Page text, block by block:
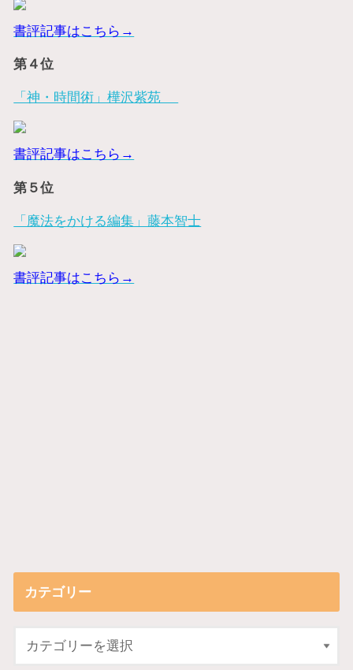
書評記事はこちら→
第４位
「神・時間術」樺沢紫苑
書評記事はこちら→
第５位
「魔法をかける編集」藤本智士
書評記事はこちら→
カテゴリー